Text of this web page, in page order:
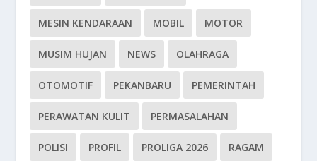
MESIN KENDARAAN MOBIL MOTOR
MUSIM HUJAN NEWS OLAHRAGA
OTOMOTIF PEKANBARU PEMERINTAH
PERAWATAN KULIT PERMASALAHAN
POLISI PROFIL PROLIGA 2026 RAGAM